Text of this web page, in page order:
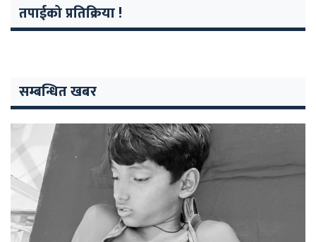
तपाईको प्रतिक्रिया !
सम्बन्धित खबर